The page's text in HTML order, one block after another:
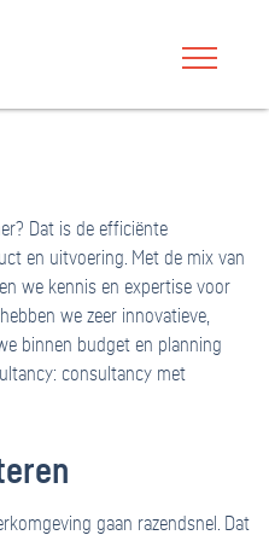
Dat is de efficiënte
en uitvoering. Met de mix van
we kennis en expertise voor
we zeer innovatieve,
binnen budget en planning
consultancy met
gaan razendsnel. Dat